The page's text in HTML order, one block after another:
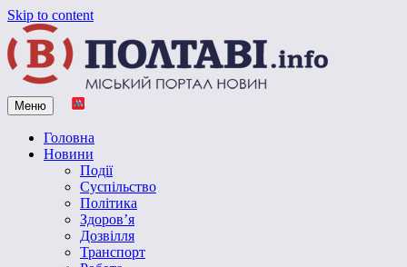
Skip to content
Vpoltave.info
Полтавський портал новин
Меню
Головна
Новини
Події
Суспільство
Політика
Здоров’я
Дозвілля
Транспорт